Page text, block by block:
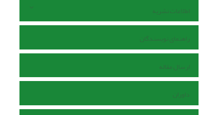
اطلاعات نشریه
راهنمای نویسندگان
ارسال مقاله
داوران